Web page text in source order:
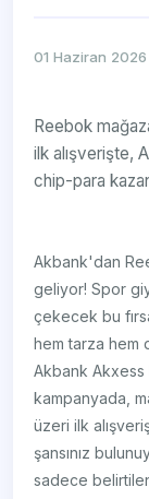
01 Haziran
Reebok
ilk alışverişte,
chip-para
Akbank'dan
geliyor! Spor
çekecek bu
hem tarza hem
Akbank Akxess
kampanyada,
üzeri ilk
şansınız
sadece